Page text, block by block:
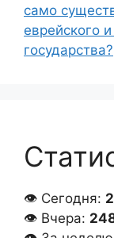
само
еврейского
государства?
👁 Сегодня:
👁 Вчера: